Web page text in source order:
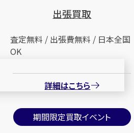
出張買取
査定無料 / 出張費無料 / 日本全国
OK
詳細はこちら
期間限定買取イベント